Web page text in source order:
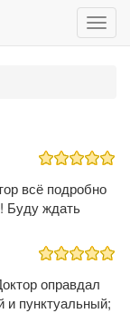
всё подробно
Буду ждать
оправдал
пунктуальный;